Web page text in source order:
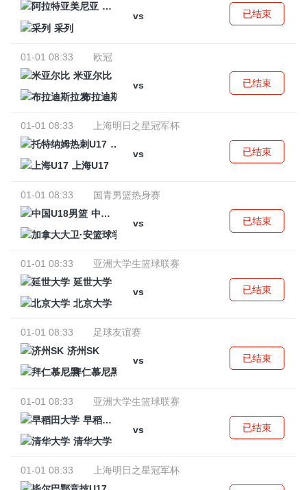
阿拉特亚美尼亚
vs
采列
已结束
01-01 08:33
欧冠
米亚尔比
vs
布拉迪斯拉发
已结束
01-01 08:33
上海明日之星冠军杯
托特纳姆热刺U17
vs
上海U17
已结束
01-01 08:33
国青男篮热身赛
中国U18男篮
vs
已结束
01-01 08:33
亚洲大学生篮球联赛
延世大学
vs
北京大学
已结束
01-01 08:33
足球友谊赛
济州SK
vs
拜仁慕尼黑
已结束
01-01 08:33
亚洲大学生篮球联赛
早稻田大学
vs
清华大学
已结束
01-01 08:33
上海明日之星冠军杯